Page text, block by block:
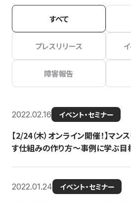
すべて
プレスリリース
障害報告
2022.02.16 イベント・セミナー
【2/24（木）オンライン開催！】マ
す仕組みの作り方〜事例に学ぶ
2022.01.24 イベント・セミナー